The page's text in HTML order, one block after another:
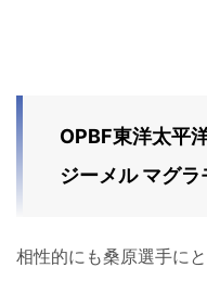
OPBF東洋太平
ジーメル マグ
相性的にも桑原選手に